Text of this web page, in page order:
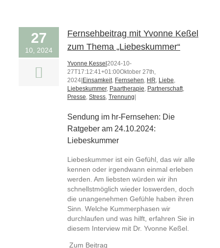
27
10, 2024
Fernsehbeitrag mit Yvonne Keßel
zum Thema „Liebeskummer“
Yvonne Kessel 2024-10-
27T17:12:41+01:00Oktober 27th,
2024 Einsamkeit, Fernsehen, HR, Liebe,
Liebeskummer, Paartherapie, Partnerschaft,
Presse, Stress, Trennung
Sendung im hr-Fernsehen: Die
Ratgeber am 24.10.2024:
Liebeskummer
Liebeskummer ist ein Gefühl, das wir alle
kennen oder irgendwann einmal erleben
werden. Am liebsten würden wir ihn
schnellstmöglich wieder loswerden, doch
die unangenehmen Gefühle haben ihren
Sinn. Welche Kummerphasen wir
durchlaufen und was hilft, erfahren Sie in
diesem Interview mit Dr. Yvonne Keßel.
Zum Beitrag